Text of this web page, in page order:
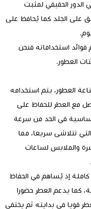
الدور الحقيقي لمثبت
على الجلد كما يُحافظ على
استخداماته فنحن
العطور.
العطور، يتم استخدامه
مع العطر للحفاظ على
في الحد من سرعة
التي تتلاشى سريعا، مما
والملابس لساعات
إذ يُساهم في الحفاظ
كما يدعم العطر حضورا
قويا في بدايته ثم يختفي